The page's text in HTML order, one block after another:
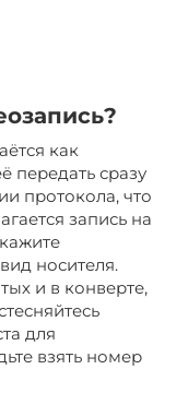
как
передать сразу
протокола, что
запись на
носителя.
и в конверте,
для
взять номер